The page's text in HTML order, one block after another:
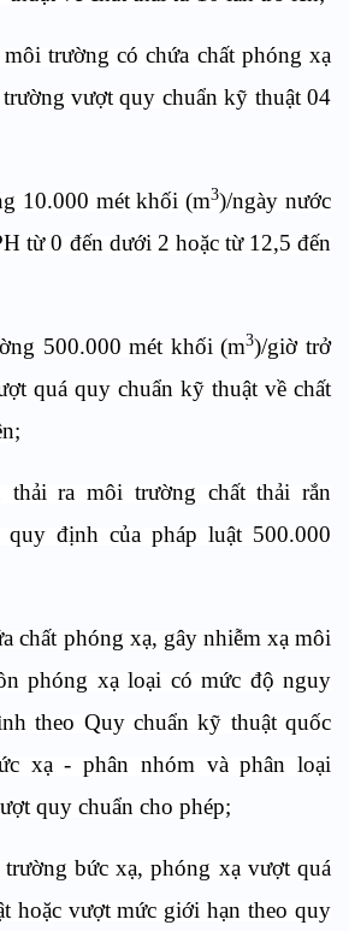
trường có chứa chất phóng xạ
vượt quy chuẩn kỹ thuật 04
10.000 mét khối (m3)/ngày nước
từ 0 đến dưới 2 hoặc từ 12,5 đến
500.000 mét khối (m3)/giờ trở
quá quy chuẩn kỹ thuật về chất
thải ra môi trường chất thải rắn
định của pháp luật 500.000
chất phóng xạ, gây nhiễm xạ môi
phóng xạ loại có mức độ nguy
theo Quy chuẩn kỹ thuật quốc
xạ - phân nhóm và phân loại
quy chuẩn cho phép;
bức xạ, phóng xạ vượt quá
hoặc vượt mức giới hạn theo quy